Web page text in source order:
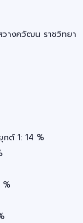
างควัฒน ราชวิทยา
ต์ 1: 14 %
%